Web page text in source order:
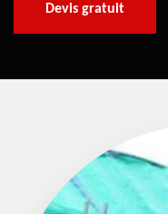
Devis gratuit